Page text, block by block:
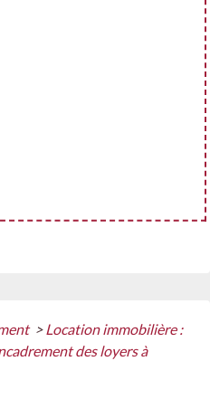
> Location immobilière :
des loyers à